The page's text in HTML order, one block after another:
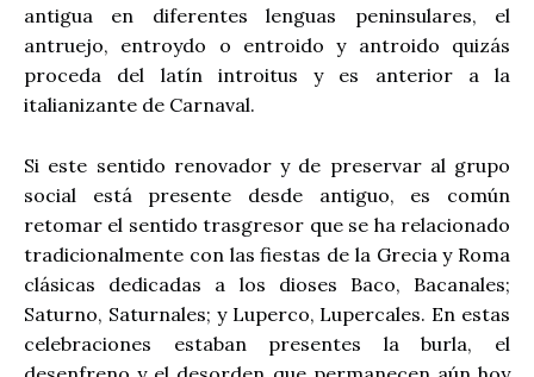
antigua en diferentes lenguas peninsulares, el
antruejo, entroydo o entroido y antroido quizás
proceda del latín introitus y es anterior a la
italianizante de Carnaval.
Si este sentido renovador y de preservar al grupo
social está presente desde antiguo, es común
retomar el sentido trasgresor que se ha relacionado
tradicionalmente con las fiestas de la Grecia y Roma
clásicas dedicadas a los dioses Baco, Bacanales;
Saturno, Saturnales; y Luperco, Lupercales. En estas
celebraciones estaban presentes la burla, el